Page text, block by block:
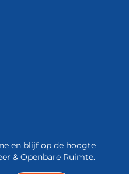
en blijf op de hoogte
& Openbare Ruimte.